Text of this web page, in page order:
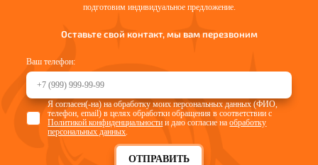
подготовим индивидуальное предложение.
Оставьте свой контакт, мы вам перезвоним
Ваш телефон:
ОТПРАВИТЬ
Я согласен(-на) на обработку моих персональных данных (ФИО,
телефон, email) в целях обработки обращения в соответствии с
Политикой конфиденциальности и даю согласие наобработку
персональных данных.